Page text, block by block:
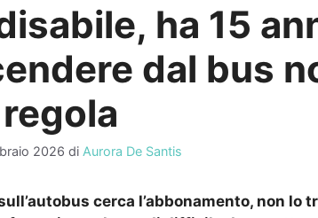
ha 15
dal bus
2026 di Aurora De Santis
cerca l’abbonamento, non lo